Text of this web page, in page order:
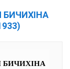
БИЧИХІНА
БИЧИХІНА